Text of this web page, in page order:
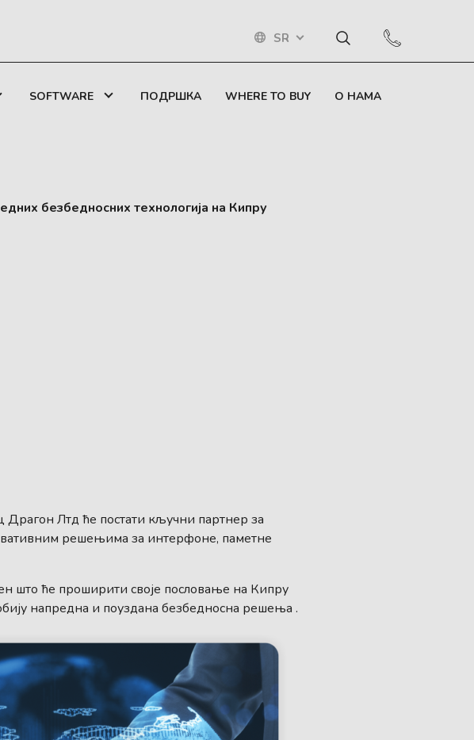
SR
SOFTWARE ПОДРШКА WHERE TO BUY О НАМА
безбедносних технологија на Кипру
Драгон Лтд ће постати кључни партнер за
решењима за интерфоне, паметне
што ће проширити своје пословање на Кипру
напредна и поуздана безбедносна решења .